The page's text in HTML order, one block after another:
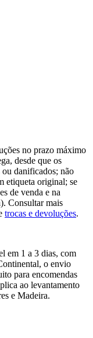
no prazo máximo
desde que os
ou danificados; não
etiqueta original; se
de venda e na
Consultar mais
trocas e devoluções.
em 1 a 3 dias, com
o envio
para encomendas
ao levantamento
e Madeira.